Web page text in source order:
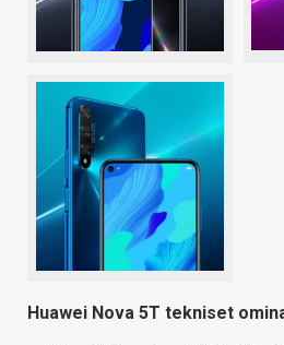
Huawei Nova 5T tekniset